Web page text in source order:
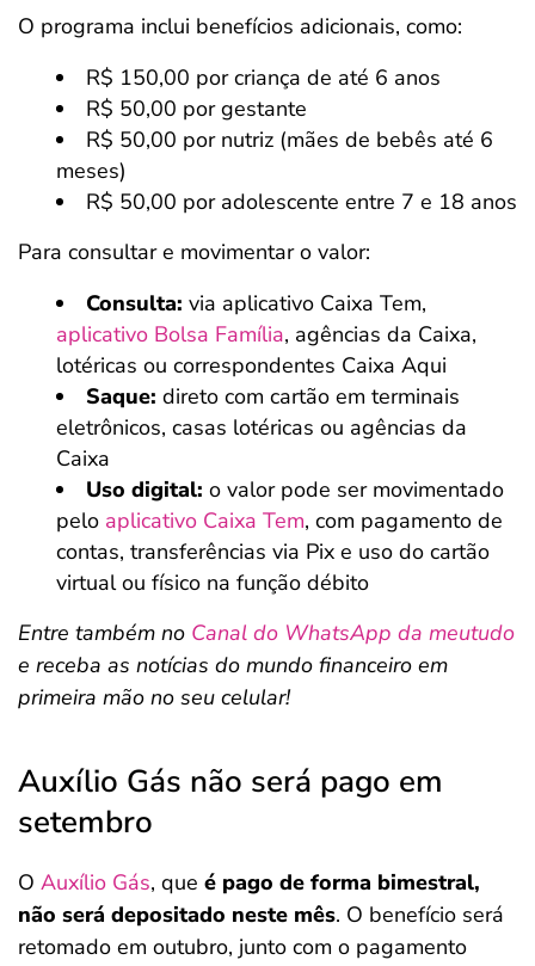
O programa inclui benefícios adicionais, como:
R$ 150,00 por criança de até 6 anos
R$ 50,00 por gestante
R$ 50,00 por nutriz (mães de bebês até 6
meses)
R$ 50,00 por adolescente entre 7 e 18 anos
Para consultar e movimentar o valor:
Consulta: via aplicativo Caixa Tem,
aplicativo Bolsa Família, agências da Caixa,
lotéricas ou correspondentes Caixa Aqui
Saque: direto com cartão em terminais
eletrônicos, casas lotéricas ou agências da
Caixa
Uso digital: o valor pode ser movimentado
pelo aplicativo Caixa Tem, com pagamento de
contas, transferências via Pix e uso do cartão
virtual ou físico na função débito
Entre também no Canal do WhatsApp da meutudo
e receba as notícias do mundo financeiro em
primeira mão no seu celular!
Auxílio Gás não será pago em
setembro
O Auxílio Gás, que é pago de forma bimestral,
não será depositado neste mês. O benefício será
retomado em outubro, junto com o pagamento